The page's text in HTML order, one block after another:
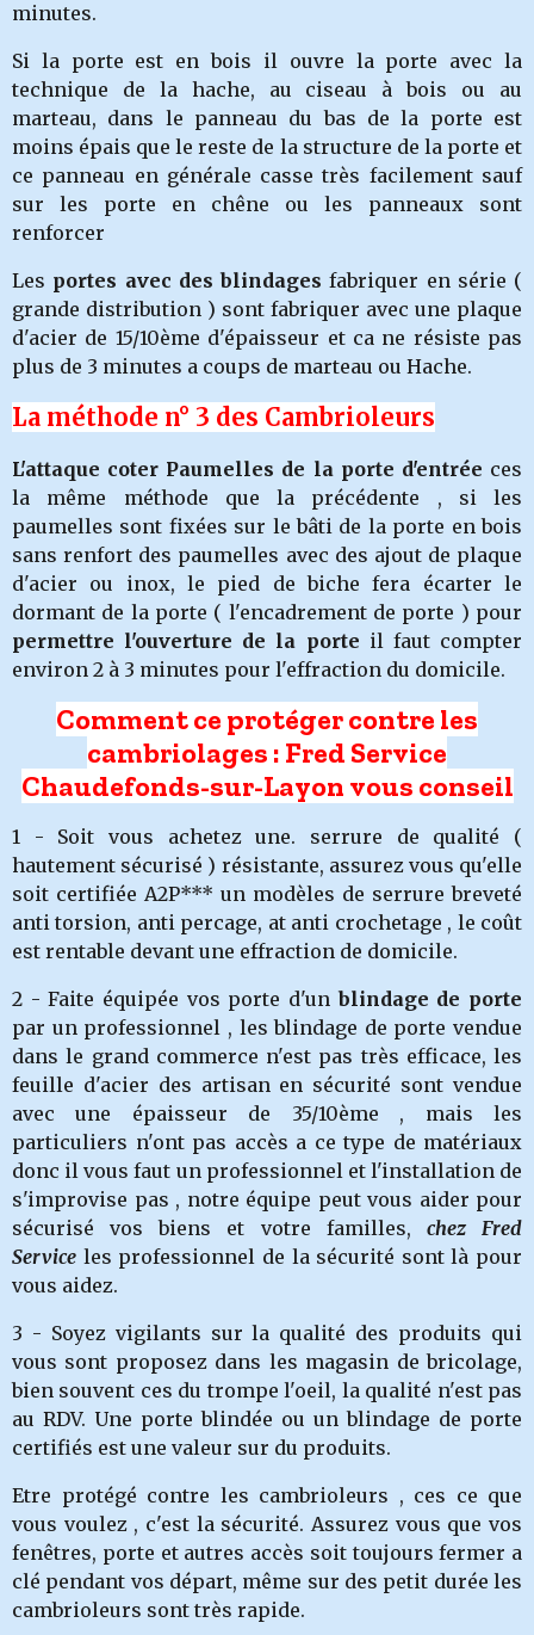
minutes.
Si la porte est en bois il ouvre la porte avec la
technique de la hache, au ciseau à bois ou au
marteau, dans le panneau du bas de la porte est
moins épais que le reste de la structure de la porte et
ce panneau en générale casse très facilement sauf
sur les porte en chêne ou les panneaux sont
renforcer
Les portes avec des blindages fabriquer en série (
grande distribution ) sont fabriquer avec une plaque
d'acier de 15/10ème d'épaisseur et ca ne résiste pas
plus de 3 minutes a coups de marteau ou Hache.
La méthode n° 3 des Cambrioleurs
L'attaque coter Paumelles de la porte d'entrée ces
la même méthode que la précédente , si les
paumelles sont fixées sur le bâti de la porte en bois
sans renfort des paumelles avec des ajout de plaque
d'acier ou inox, le pied de biche fera écarter le
dormant de la porte ( l'encadrement de porte ) pour
permettre l'ouverture de la porte il faut compter
environ 2 à 3 minutes pour l'effraction du domicile.
Comment ce protéger contre les
cambriolages : Fred Service
Chaudefonds-sur-Layon vous conseil
1 - Soit vous achetez une. serrure de qualité (
hautement sécurisé ) résistante, assurez vous qu'elle
soit certifiée A2P*** un modèles de serrure breveté
anti torsion, anti percage, at anti crochetage , le coût
est rentable devant une effraction de domicile.
2 - Faite équipée vos porte d'unblindage de porte
par un professionnel , les blindage de porte vendue
dans le grand commerce n'est pas très efficace, les
feuille d'acier des artisan en sécurité sont vendue
avec une épaisseur de 35/10ème , mais les
particuliers n'ont pas accès a ce type de matériaux
donc il vous faut un professionnel et l'installation de
s'improvise pas , notre équipe peut vous aider pour
sécurisé vos biens et votre familles, chez Fred
Service les professionnel de la sécurité sont là pour
vous aidez.
3 - Soyez vigilants sur la qualité des produits qui
vous sont proposez dans les magasin de bricolage,
bien souvent ces du trompe l'oeil, la qualité n'est pas
au RDV. Une porte blindée ou un blindage de porte
certifiés est une valeur sur du produits.
Etre protégé contre les cambrioleurs , ces ce que
vous voulez , c'est la sécurité. Assurez vous que vos
fenêtres, porte et autres accès soit toujours fermer a
clé pendant vos départ, même sur des petit durée les
cambrioleurs sont très rapide.